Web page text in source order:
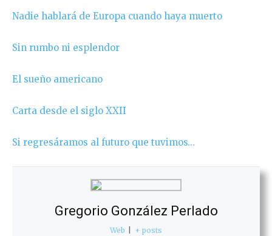
Nadie hablará de Europa cuando haya muerto
Sin rumbo ni esplendor
El sueño americano
Carta desde el siglo XXII
Si regresáramos al futuro que tuvimos…
Gregorio González Perlado
Web + posts